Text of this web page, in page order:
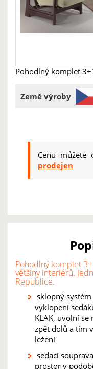
Pohodlný komplet
Země výroby
Cenu můžete
prodejen
Pohodlný komplet
většiny interiérů.
Republice.
sklopný
vyklopení
KLAK, uvolní se
zpět dolů a tím
ležení
sedací
prostor v